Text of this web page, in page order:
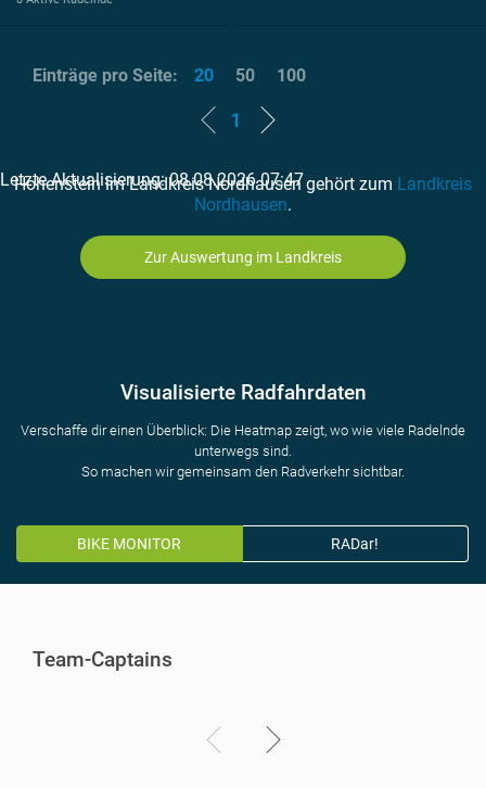
1
Letzte Aktualisierung: 08.08.2026 07:47
Einträge pro Seite: 20 50 100
Hohenstein im Landkreis Nordhausen gehört zum Landkreis
Nordhausen.
Zur Auswertung im Landkreis
Visualisierte Radfahrdaten
Verschaffe dir einen Überblick: Die Heatmap zeigt, wo wie viele Radelnde
unterwegs sind.
So machen wir gemeinsam den Radverkehr sichtbar.
BIKE MONITOR RADar!
Team-Captains